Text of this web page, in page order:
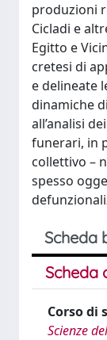
produzioni
Cicladi e
Egitto e
cretesi di
e delineate
dinamiche
all’analisi
funerari, in
collettivo –
spesso
Scheda
Scheda
Corso di
Scienze